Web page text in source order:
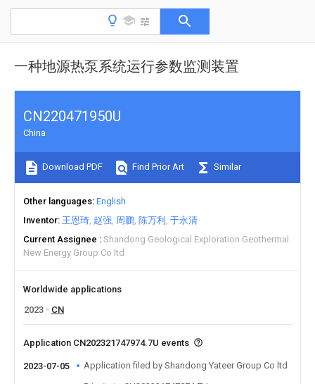
一种地源热泵系统运行参数监测装置
CN220471950U
China
Download PDF Find Prior Art Similar
Other languages English
Inventor 王恩琦 赵强 周鹏 陈万利 于永清
Current Assignee
Shandong Geological Exploration Geothermal
New Energy Group Co ltd
Worldwide applications
2023
CN
Application CN202321747974.7U events
2023-07-05 Application filed by Shandong Yateer Group Co ltd